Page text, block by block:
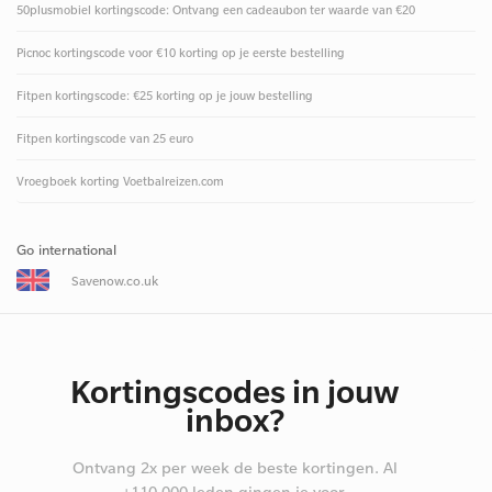
50plusmobiel kortingscode: Ontvang een cadeaubon ter waarde van €20
Picnoc kortingscode voor €10 korting op je eerste bestelling
Fitpen kortingscode: €25 korting op je jouw bestelling
Fitpen kortingscode van 25 euro
Vroegboek korting Voetbalreizen.com
Go international
Savenow.co.uk
Kortingscodes in jouw
inbox?
Ontvang 2x per week de beste kortingen. Al